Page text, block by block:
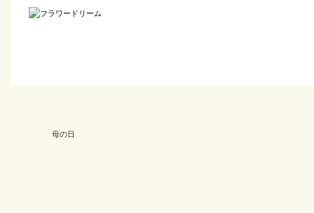
母の日